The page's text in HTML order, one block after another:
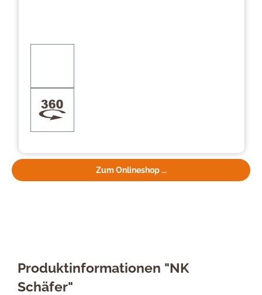
Zum Onlineshop ...
Produktinformationen "NK
Schäfer"